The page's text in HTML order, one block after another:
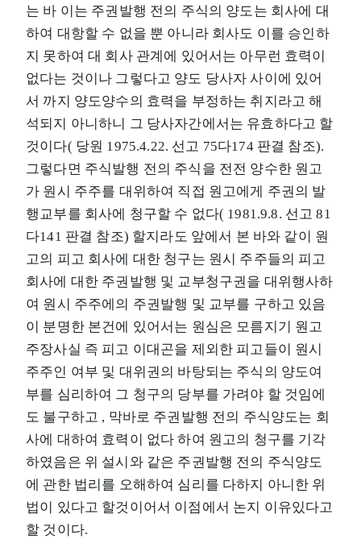
는 바 이는 주권발행 전의 주식의 양도는 회사에 대
하여 대항할 수 없을 뿐 아니라 회사도 이를 승인하
지 못하여 대 회사 관계에 있어서는 아무런 효력이
없다는 것이나 그렇다고 양도 당사자 사이에 있어
서 까지 양도양수의 효력을 부정하는 취지라고 해
석되지 아니하니 그 당사자간에서는 유효하다고 할
것이다( 당원 1975.4.22. 선고 75다174 판결 참조).
그렇다면 주식발행 전의 주식을 전전 양수한 원고
가 원시 주주를 대위하여 직접 원고에게 주권의 발
행교부를 회사에 청구할 수 없다( 1981.9.8. 선고 81
다141 판결 참조) 할지라도 앞에서 본 바와 같이 원
고의 피고 회사에 대한 청구는 원시 주주들의 피고
회사에 대한 주권발행 및 교부청구권을 대위행사하
여 원시 주주에의 주권발행 및 교부를 구하고 있음
이 분명한 본건에 있어서는 원심은 모름지기 원고
주장사실 즉 피고 이대곤을 제외한 피고들이 원시
주주인 여부 및 대위권의 바탕되는 주식의 양도여
부를 심리하여 그 청구의 당부를 가려야 할 것임에
도 불구하고 , 막바로 주권발행 전의 주식양도는 회
사에 대하여 효력이 없다 하여 원고의 청구를 기각
하였음은 위 설시와 같은 주권발행 전의 주식양도
에 관한 법리를 오해하여 심리를 다하지 아니한 위
법이 있다고 할것이어서 이점에서 논지 이유있다고
할 것이다.